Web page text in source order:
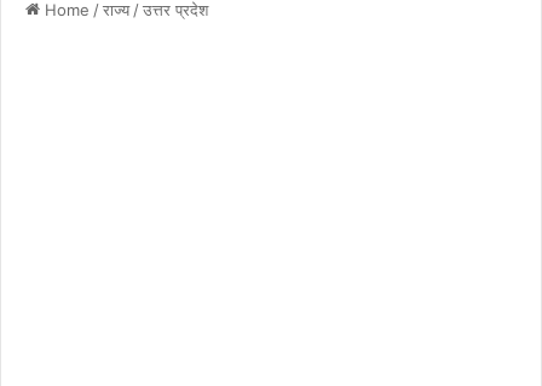
Home /राज्य /उत्तर प्रदेश